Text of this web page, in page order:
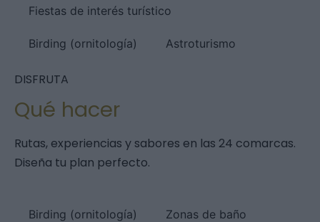
Fiestas de interés turístico
Birding (ornitología) Astroturismo
DISFRUTA
Qué hacer
Rutas, experiencias y sabores en las 24 comarcas.
Diseña tu plan perfecto.
Birding (ornitología) Zonas de baño